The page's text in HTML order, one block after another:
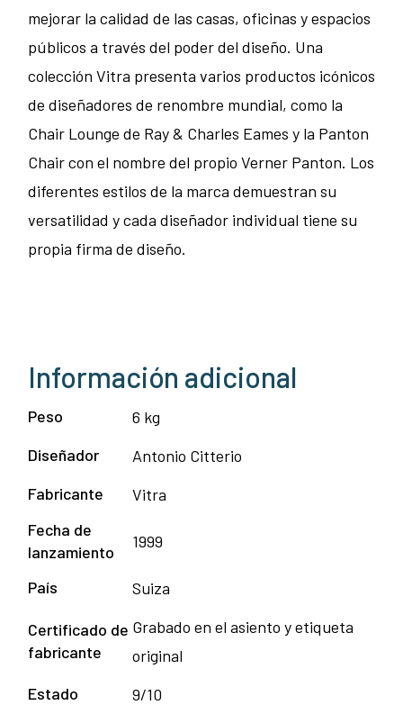
mejorar la calidad de las casas, oficinas y espacios
públicos a través del poder del diseño. Una
colección Vitra presenta varios productos icónicos
de diseñadores de renombre mundial, como la
Chair Lounge de Ray & Charles Eames y la Panton
Chair con el nombre del propio Verner Panton. Los
diferentes estilos de la marca demuestran su
versatilidad y cada diseñador individual tiene su
propia firma de diseño.
Información adicional
Peso
6 kg
Diseñador
Antonio Citterio
Fabricante
Vitra
Fecha de
lanzamiento
1999
País Suiza
Certificado de
fabricante
Grabado en el asiento y etiqueta
original
Estado
9/10